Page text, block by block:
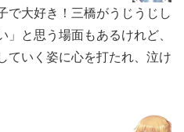
で大好き！三橋がうじうじし
と思う場面もあるけれど、
ていく姿に心を打たれ、泣け